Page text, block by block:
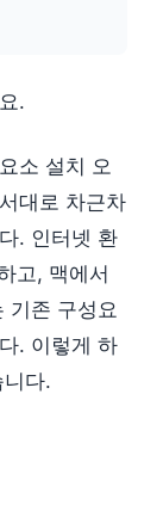
.
소 설치 오
대로 차근차
. 인터넷 환
고, 맥에서
기존 구성요
. 이렇게 하
다.